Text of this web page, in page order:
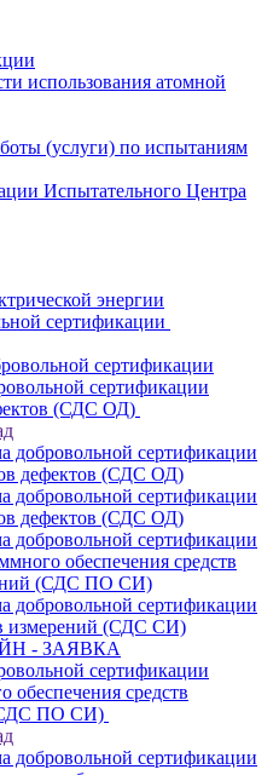
использования атомной
(услуги) по испытаниям
Испытательного Центра
энергии
сертификации
сертификации
сертификации
(СДС ОД)
добровольной сертификации
дефектов (СДС ОД)
добровольной сертификации
дефектов (СДС ОД)
добровольной сертификации
обеспечения средств
(СДС ПО СИ)
добровольной сертификации
измерений (СДС СИ)
- ЗАЯВКА
сертификации
обеспечения средств
ПО СИ)
добровольной сертификации